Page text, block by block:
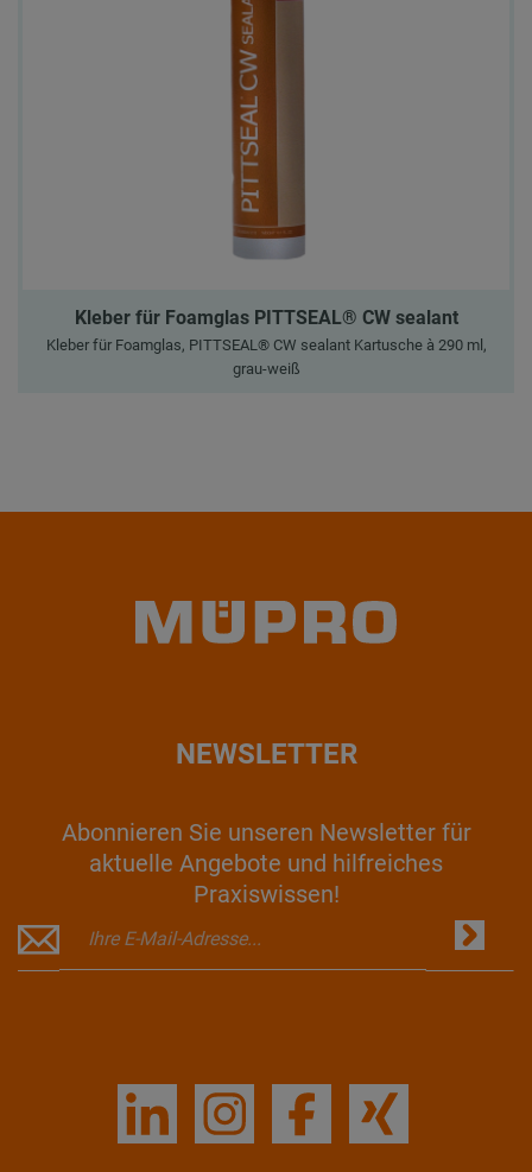
Kleber für Foamglas PITTSEAL® CW sealant
Kleber für Foamglas, PITTSEAL® CW sealant Kartusche à 290 ml,
grau-weiß
NEWSLETTER
Abonnieren Sie unseren Newsletter für
aktuelle Angebote und hilfreiches
Praxiswissen!